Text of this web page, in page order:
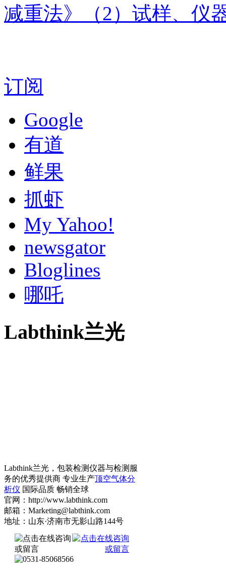
减重法》（2）试样、仪
订阅
Google
有道
鲜果
抓虾
My Yahoo!
newsgator
Bloglines
哪吒
Labthink兰光
Labthink兰光，包装检测仪器与检测服
务的优秀提供商 专业生产顶空气体分
析仪 国际品质 畅销全球
官网：http://www.labthink.com
邮箱：Marketing@labthink.com
地址：山东·济南市无影山路144号